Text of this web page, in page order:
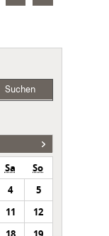
Suchen
Sa
So
4
5
11
12